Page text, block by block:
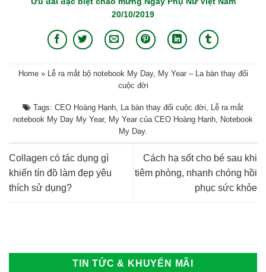
20/10/2019
Home» Lễ ra mắt bộ notebook My Day, My Year – La bàn thay đổi
cuộc đời
Tags: CEO Hoàng Hạnh, La bàn thay đổi cuộc đời, Lễ ra mắt
notebook My Day My Year, My Year của CEO Hoàng Hạnh, Notebook
My Day.
Collagen có tác dụng gì
khiến tín đồ làm đẹp yêu
thích sử dụng?
Cách hạ sốt cho bé sau khi
tiêm phòng, nhanh chóng hồi
phục sức khỏe
TIN TỨC & KHUYẾN MÃI